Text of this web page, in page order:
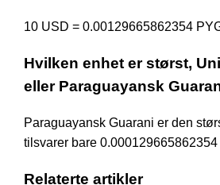
10 USD = 0.00129665862354
Hvilken enhet er størst,
eller Paraguayansk
Paraguayansk Guarani er den
tilsvarer bare 0.000129665862354
Relaterte artikler